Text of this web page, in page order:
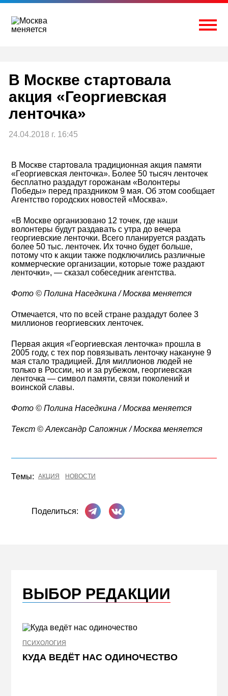
Перейти
содержимому
В Москве стартовала
акция «Георгиевская
ленточка»
24.04.2018 г. 16:45
В Москве стартовала традиционная акция памяти
«Георгиевская ленточка». Более 50 тысяч ленточек
бесплатно раздадут горожанам «Волонтеры
Победы» перед праздником 9 мая. Об этом сообщает
Агентство городских новостей «Москва».
«В Москве организовано 12 точек, где наши
волонтеры будут раздавать с утра до вечера
георгиевские ленточки. Всего планируется раздать
более 50 тыс. ленточек. Их точно будет больше,
потому что к акции также подключились различные
коммерческие организации, которые тоже раздают
ленточки», — сказал собеседник агентства.
Фото © Полина Наседкина / Москва меняется
Отмечается, что по всей стране раздадут более 3
миллионов георгиевских ленточек.
Первая акция «Георгиевская ленточка» прошла в
2005 году, с тех пор повязывать ленточку накануне 9
мая стало традицией. Для миллионов людей не
только в России, но и за рубежом, георгиевская
ленточка — символ памяти, связи поколений и
воинской славы.
Фото © Полина Наседкина / Москва меняется
Текст © Александр Сапожник / Москва меняется
Темы: АКЦИЯ НОВОСТИ
Поделиться:
Поделиться в Телеграме
Поделиться ВКонтакте
ВЫБОР РЕДАКЦИИ
ПСИХОЛОГИЯ
КУДА ВЕДЁТ НАС ОДИНОЧЕСТВО